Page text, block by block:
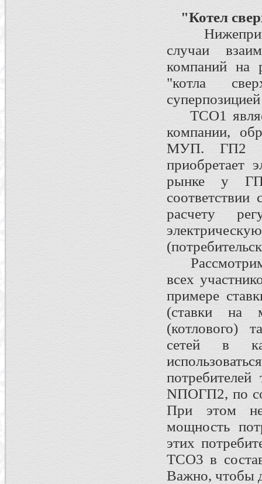
"Котел
случаи
компаний на
"котла
ТСО1
компании,
МУП. ГП2
приобретает
рынке у
расчету
Рассмотрим
всех
примере
(ставки на
(котлового)
сетей в
NПОГП2, по
При этом
мощность
этих
ТСО3 в
Важно, чтобы